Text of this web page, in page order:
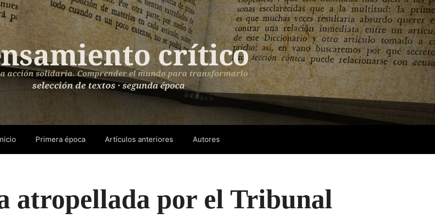
Primera época Artículos anteriores Autores
atropellada por el Tribunal